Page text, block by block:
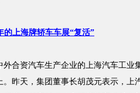
的上海牌轿车车展“复活”
资汽车生产企业的上海汽车工业
。昨天，集团董事长胡茂元表示，上